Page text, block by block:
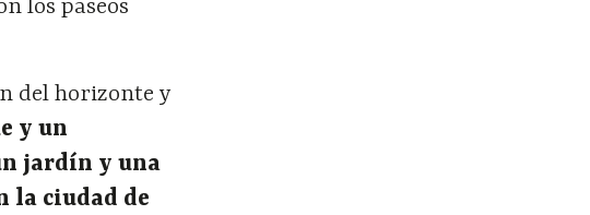
los paseos
del horizonte y
y un
jardín y una
la ciudad de